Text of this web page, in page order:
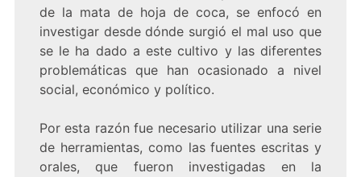
de la mata de hoja de coca, se enfocó en
investigar desde dónde surgió el mal uso que
se le ha dado a este cultivo y las diferentes
problemáticas que han ocasionado a nivel
social, económico y político.
Por esta razón fue necesario utilizar una serie
de herramientas, como las fuentes escritas y
orales, que fueron investigadas en la